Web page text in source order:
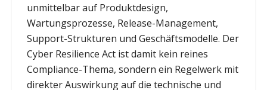
unmittelbar auf Produktdesign,
Wartungsprozesse, Release-Management,
Support-Strukturen und Geschäftsmodelle. Der
Cyber Resilience Act ist damit kein reines
Compliance-Thema, sondern ein Regelwerk mit
direkter Auswirkung auf die technische und